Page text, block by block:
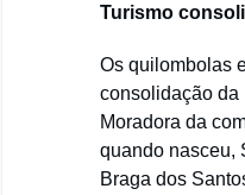
Turismo
Os quilombolas
consolidação da
Moradora da
quando nasceu,
Braga dos